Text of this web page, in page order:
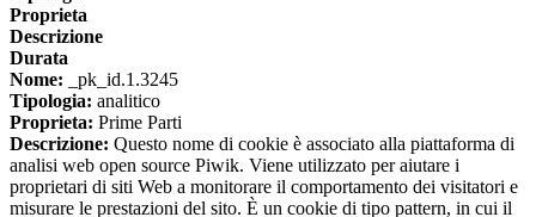
Proprieta
Descrizione
Durata
Nome: _pk_id.1.3245
Tipologia: analitico
Proprieta: Prime Parti
Descrizione: Questo nome di cookie è associato alla piattaforma di
analisi web open source Piwik. Viene utilizzato per aiutare i
proprietari di siti Web a monitorare il comportamento dei visitatori e
misurare le prestazioni del sito. È un cookie di tipo pattern, in cui il